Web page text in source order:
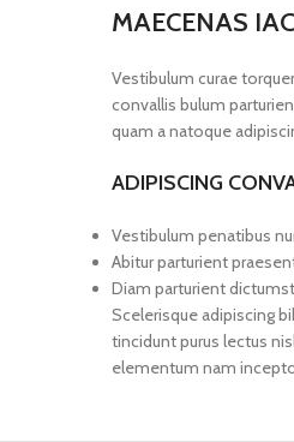
MAECENAS
Vestibulum curae
convallis bulum
quam a natoque
ADIPISCING
Vestibulum penatibus
Abitur parturient
Diam parturient
Scelerisque adipiscing
tincidunt purus lectus
elementum nam